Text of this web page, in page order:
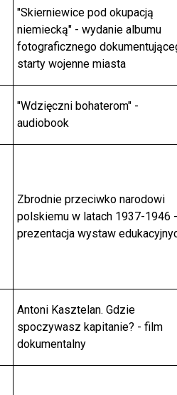
"Skierniewice pod okupacją
niemiecką" - wydanie albumu
fotograficznego
starty wojenne miasta
"Wdzięczni bohaterom" -
audiobook
Zbrodnie przeciwko narodowi
polskiemu w latach 1937-1946 -
prezentacja wystaw
Antoni Kasztelan. Gdzie
spoczywasz kapitanie? - film
dokumentalny